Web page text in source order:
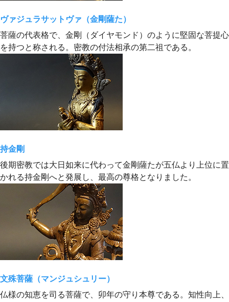
ヴァジュラサットヴァ（金剛薩た）
菩薩の代表格で、金剛（ダイヤモンド）のように堅固な菩提心
を持つと称される。密教の付法相承の第二祖である。
持金剛
後期密教では大日如来に代わって金剛薩たが五仏より上位に置
かれる持金剛へと発展し、最高の尊格となりました。
文殊菩薩（マンジュシュリー）
仏様の知恵を司る菩薩で、卯年の守り本尊である。知性向上、